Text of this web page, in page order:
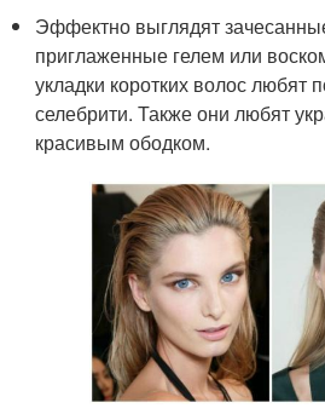
Эффектно выглядят
приглаженные гелем или
укладки коротких волос любят
селебрити. Также они любят
красивым ободком.